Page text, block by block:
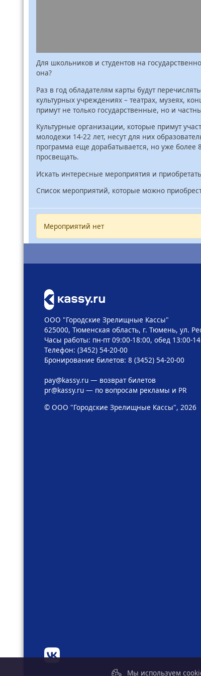
Для школьников и студентов на
она?
Раз в год обладателям карты будут
культурных учреждениях – театрах, музеях,
примут не только государственные, но и
Культурные организации, которые примут
молодежи 14-22 лет, несут для них
программа еще дорабатывается, но уже
просвещать.
Искать интересные мероприятия и
Список мероприятий, которые можно
Мероприятий нет
ООО "Городские Зрелищные Кассы"
625000, Тюменская область, г. Тюмень, ул.
Часы работы: пн-пт 09:00-18:00, обед 13:00-
Телефон: (3452) 54-20-00
Бронирование билетов: 8 (3452) 54-20-00
pay@kassy.ru— возврат билетов
pr@kassy.ru— по вопросам рекламы и PR
© ООО "Городские Зрелищные Кассы", 2026
Мы используем